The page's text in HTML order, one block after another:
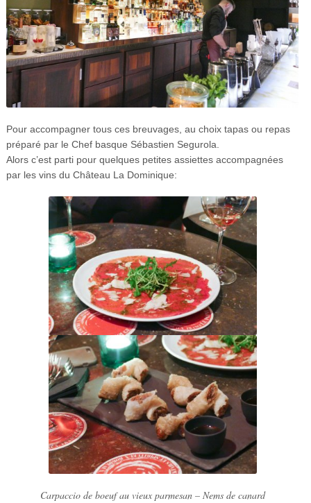
Pour accompagner tous ces breuvages, au choix tapas ou repas
préparé par le Chef basque Sébastien Segurola.
Alors c’est parti pour quelques petites assiettes accompagnées
par les vins du Château La Dominique:
Carpaccio de boeuf au vieux parmesan – Nems de canard